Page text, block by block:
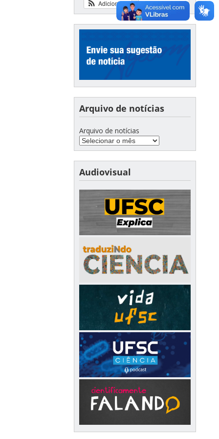
Ver calendário
Adicionar
Arquivo de notícias
Arquivo de notícias
Audiovisual